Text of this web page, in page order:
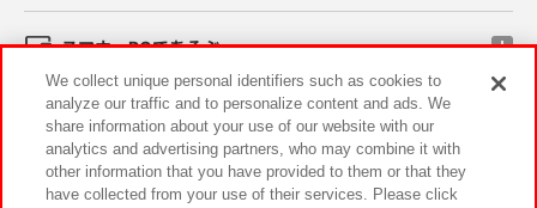
スマホ・PCであそぶ
イベント・キャンペーン
We collect unique personal identifiers such as cookies to
analyze our traffic and to personalize content and ads. We
share information about your use of our website with our
analytics and advertising partners, who may combine it with
other information that you have provided to them or that they
have collected from your use of their services. Please click